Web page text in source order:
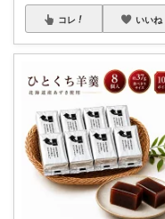
コレ いいね